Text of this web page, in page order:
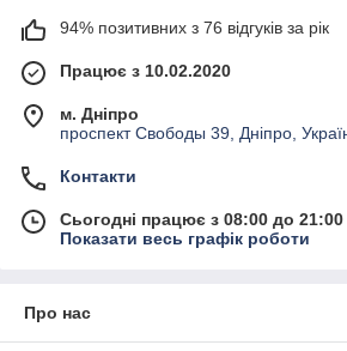
94% позитивних з 76 відгуків за рік
Працює з 10.02.2020
м. Дніпро
проспект Свободы 39, Дніпро,
Контакти
Сьогодні працює з 08:00 до 21:00
Показати весь графік роботи
Про нас